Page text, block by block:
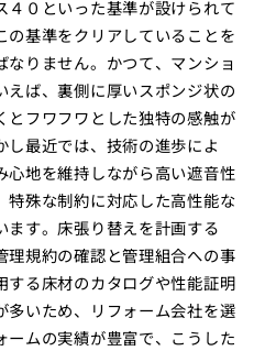
４０といった基準が設けられて
の基準をクリアしていることを
りません。かつて、マンショ
えば、裏側に厚いスポンジ状の
とフワフワとした独特の感触が
最近では、技術の進歩によ
心地を維持しながら高い遮音性
特殊な制約に対応した高性能な
ます。床張り替えを計画する
理規約の確認と管理組合への事
する床材のカタログや性能証明
多いため、リフォーム会社を選
ムの実績が豊富で、こうした